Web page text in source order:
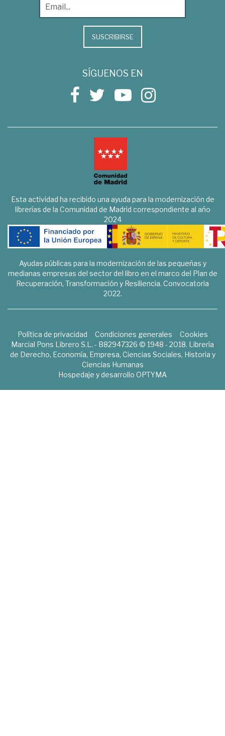
SUSCRIBIRSE
SÍGUENOS EN
Esta actividad ha recibido una ayuda para la modernización de
librerías de la Comunidad de Madrid correspondiente al año
2024
Ayudas públicas para la modernización de las pequeñas y
medianas empresas del sector del libro en el marco del Plan de
Recuperación, Transformación y Resiliencia. Convocatoria
2022.
Política de privacidad Condiciones generales
Cookies
Marcial Pons Librero S.L. - B82947326 © 1948 - 2018. Librería
de Derecho, Economía, Empresa, Ciencias Sociales, Historia y
Ciencias Humanas
Hospedaje y desarrollo OPTYMA